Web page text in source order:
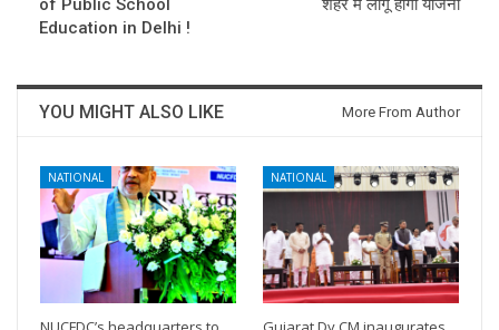
of Public School
Education in Delhi !
शहर में लागू होगी योजना
YOU MIGHT ALSO LIKE More From Author
NATIONAL NATIONAL